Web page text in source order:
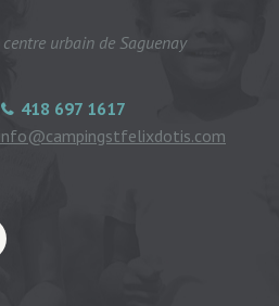
urbain de Saguenay
418 697 1617
info@campingstfelixdotis.com